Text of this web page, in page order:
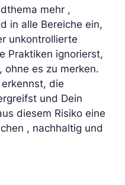
mehr ,
in alle Bereiche ein,
unkontrollierte
Praktiken ignorierst,
ohne es zu merken.
die
und Dein
diesem Risiko eine
, nachhaltig und